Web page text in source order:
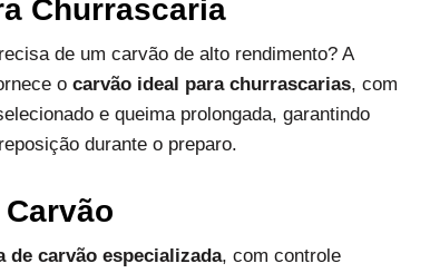
Churrascaria
de um carvão de alto rendimento? A
ocarvão ideal para churrascarias, com
e queima prolongada, garantindo
durante o preparo.
de carvão especializada, com controle